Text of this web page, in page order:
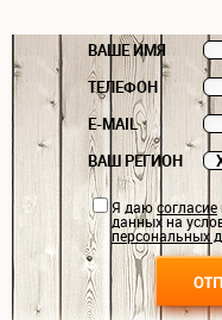
ВАШЕ ИМЯ
ТЕЛЕФОН
E-MAIL
ВАШ РЕГИОН
Я даюсогласие
данных на
персональных